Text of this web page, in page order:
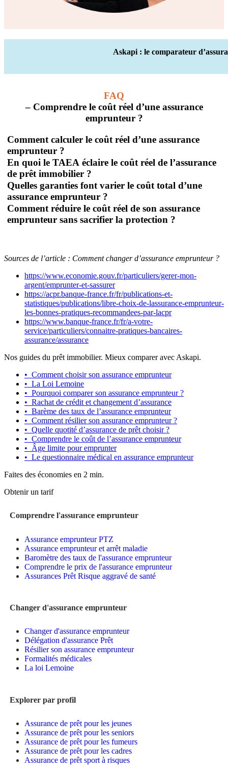
Askapi : le comparateur
FAQ
– Comprendre le coût réel d’une assurance
emprunteur ?
Comment calculer le coût réel d’une assurance
emprunteur ?
En quoi le TAEA éclaire le coût réel de l’assurance
de prêt immobilier ?
Quelles garanties font varier le coût total d’une
assurance emprunteur ?
Comment réduire le coût réel de son assurance
emprunteur sans sacrifier la protection ?
Sources de l’article : Comment changer d’assurance emprunteur ?
https://www.economie.gouv.fr/particuliers/gerer-mon-
argent/emprunter-et-sassurer
https://acpr.banque-france.fr/fr/publications-et-
statistiques/publications/libre-choix-de-lassurance-emprunteur-
les-bonnes-pratiques-recommandees-par-lacpr
https://www.banque-france.fr/fr/a-votre-
service/particuliers/connaitre-pratiques-bancaires-
assurance/assurance
Nos guides du prêt immobilier. Mieux comparer avec Askapi.
• Comment choisir son assurance emprunteur
• La Loi Lemoine
• Pourquoi comparer son assurance emprunteur ?
• Rachat de crédit et changement d’assurance
• Barème des taux de l’assurance emprunteur
• Comment résilier son assurance emprunteur ?
• Quelle quotité d’assurance de prêt choisir ?
• Comprendre le coût de l’assurance emprunteur
• Âge limite pour emprunter
• Le questionnaire médical en assurance emprunteur
Faites des économies en 2 min.
Obtenir un tarif
Comprendre l'assurance emprunteur
Assurance emprunteur PTZ
Assurance emprunteur et arrêt maladie
Baromètre des taux de l'assurance emprunteur
Comprendre le prix de l'assurance emprunteur
Assurances Prêt Risque aggravé de santé
Changer d'assurance emprunteur
Changer d'assurance emprunteur
Délégation d'assurance Prêt
Résilier son assurance emprunteur
Formalités médicales
La loi Lemoine
Explorer par profil
Assurance de prêt pour les jeunes
Assurance de prêt pour les seniors
Assurance de prêt pour les fumeurs
Assurance de prêt pour les cadres
Assurance de prêt sport à risques